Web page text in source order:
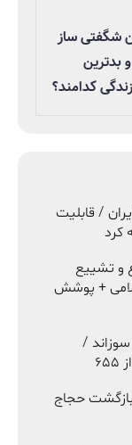
شگفتی ساز
بدترین
کدامند؟
/ قابلیت
کرد
و تشییع
+ پوشش
رؤیا را سوزاند /
حجاج